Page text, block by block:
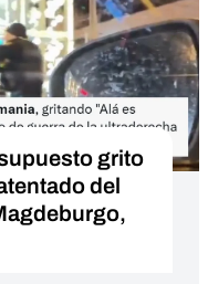
grito
del